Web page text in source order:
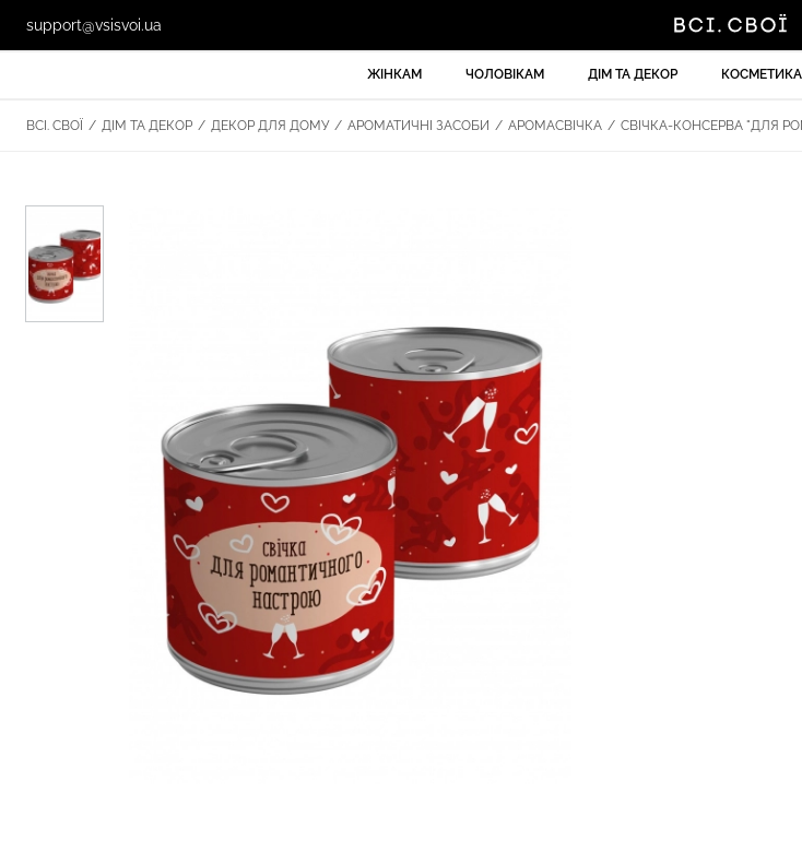
support@vsisvoi.ua
ЖІНКАМ ЧОЛОВІКАМ ДІМ ТА ДЕКОР КОСМЕТИКА
ВСІ. СВОЇ / ДІМ ТА ДЕКОР / ДЕКОР ДЛЯ ДОМУ / АРОМАТИЧНІ ЗАСОБИ / АРОМАСВІЧКА / СВІЧКА-КОНСЕРВА "ДЛЯ